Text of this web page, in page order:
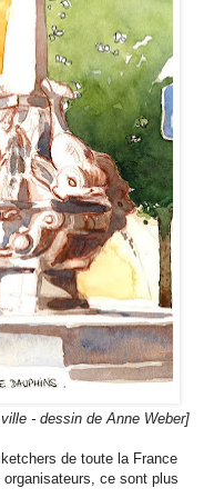
- dessin de Anne Weber]
de toute la France
organisateurs, ce sont plus